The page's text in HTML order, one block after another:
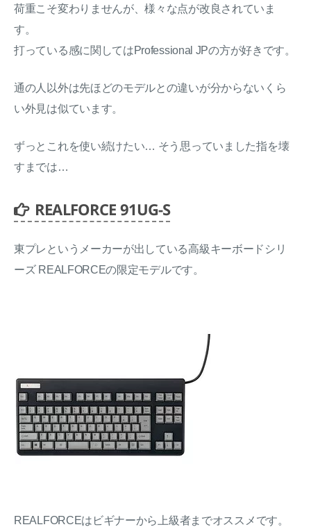
荷重こそ変わりませんが、様々な点が改良されていま
す。
打っている感に関してはProfessional JPの方が好きです。
通の人以外は先ほどのモデルとの違いが分からないくら
い外見は似ています。
ずっとこれを使い続けたい… そう思っていました指を壊
すまでは…
REALFORCE 91UG-S
東プレというメーカーが出している高級キーボードシリ
ーズ REALFORCEの限定モデルです。
REALFORCEはビギナーから上級者までオススメです。